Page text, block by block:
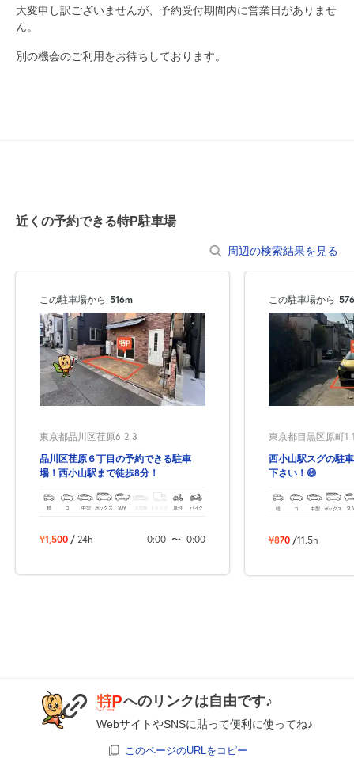
大変申し訳ございませんが、予約受付期間内に営業日がありませ
ん。
別の機会のご利用をお待ちしております。
近くの予約できる特P駐車場
周辺の検索結果を見る
この駐車場から 516m
東京都品川区荏原6-2-3
品川区荏原６丁目の予約できる駐車
場！西小山駅まで徒歩8分！
軽 コ 中型 ボックス SUV トラック 原付 バイク
¥1,500 / 24h 0:00 〜 0:00
この駐車場から
東京都目黒区原町1-
西小山駅スグの駐
下さい！😄
軽 コ 中型 ボックス
¥870 /11.5h
へのリンクは自由です♪
WebサイトやSNSに貼って便利に使ってね♪
このページのURLをコピー